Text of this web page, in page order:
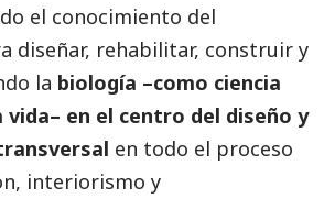
el conocimiento del
diseñar, rehabilitar, construir y
la biología –como ciencia
vida– en el centro del diseño y
en todo el proceso
interiorismo y